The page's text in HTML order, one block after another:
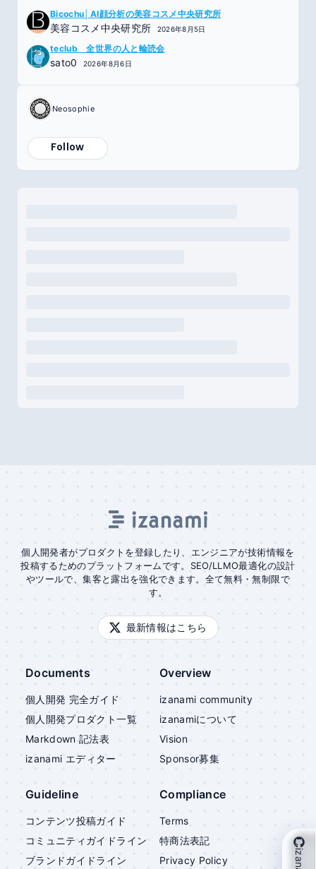
Bicochu│AI顔分析の美容コスメ中央研究所
美容コスメ中央研究所 2026年8月5日
teclub 全世界の人と輪読会
sato0 2026年8月6日
Neosophie
Follow
個人開発者がプロダクトを登録したり、エンジニアが技術情報を
投稿するためのプラットフォームです。SEO/LLMO最適化の設計
やツールで、集客と露出を強化できます。全て無料・無制限で
す。
最新情報はこちら
Documents
個人開発 完全ガイド
個人開発プロダクト一覧
Markdown 記法表
izanami エディター
Overview
izanami community
izanamiについて
Vision
Sponsor募集
Guideline
コンテンツ投稿ガイド
コミュニティガイドライン
ブランドガイドライン
Compliance
Terms
特商法表記
Privacy Policy